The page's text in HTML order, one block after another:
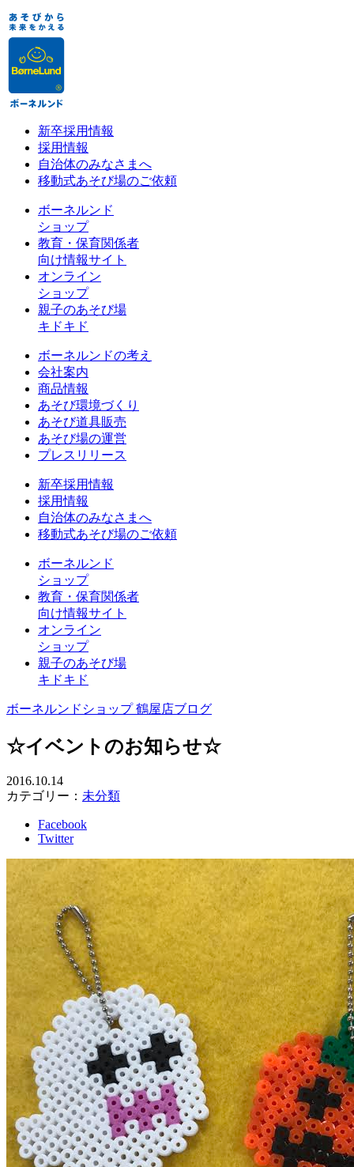
新卒採用情報
採用情報
自治体のみなさまへ
移動式あそび場のご依頼
ボーネルンド
ショップ
教育・保育関係者
向け情報サイト
オンライン
ショップ
親子のあそび場
キドキド
ボーネルンドの考え
会社案内
商品情報
あそび環境づくり
あそび道具販売
あそび場の運営
プレスリリース
新卒採用情報
採用情報
自治体のみなさまへ
移動式あそび場のご依頼
ボーネルンド
ショップ
教育・保育関係者
向け情報サイト
オンライン
ショップ
親子のあそび場
キドキド
ボーネルンドショップ 鶴屋店ブログ
☆イベントのお知らせ☆
2016.10.14
カテゴリー： 未分類
Facebook
Twitter